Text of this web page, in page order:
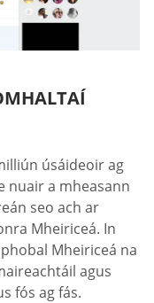
úsáideoir ag
nuair a mheasann
seo ach ar
Mheiriceá. In
Mheiriceá na
agus
fós ag fás.